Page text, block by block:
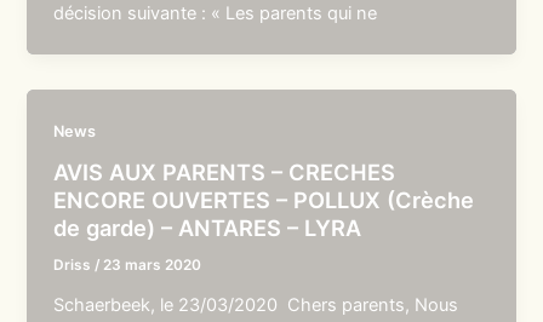
décision suivante : « Les parents qui ne
News
AVIS AUX PARENTS – CRECHES
ENCORE OUVERTES – POLLUX (Crèche
de garde) – ANTARES – LYRA
Driss / 23 mars 2020
Schaerbeek, le 23/03/2020 Chers parents, Nous